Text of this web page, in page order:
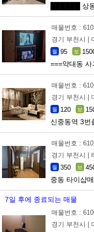
매물번호 :
경기 부천시 |
월 95 보
매물번호 :
경기 부천시 |
월 120 보
신중동역 3번
매물번호 :
경기 부천시 |
월 350 보
중동 타이샵
7일 후에 종료되는 매물
매물번호 :
경기 부천시 |